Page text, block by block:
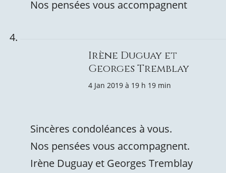
Nos pensées vous accompagnent
Irène Duguay et
Georges Tremblay
4 Jan 2019 à 19 h 19 min
Sincères condoléances à vous.
Nos pensées vous accompagnent.
Irène Duguay et Georges Tremblay